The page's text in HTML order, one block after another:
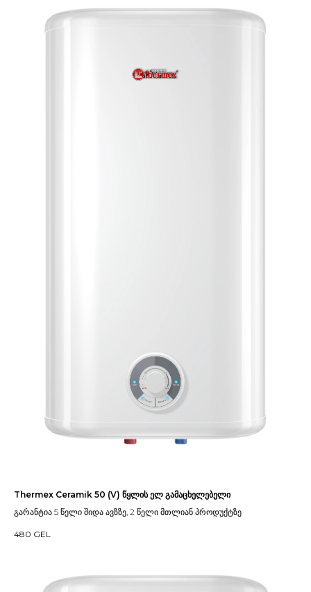
Thermex Ceramik 50 (V) წყლის ელ გამაცხელებელი
გარანტია 5 წელი შიდა ავზზე, 2 წელი მთლიან პროდუქტზე
480 GEL